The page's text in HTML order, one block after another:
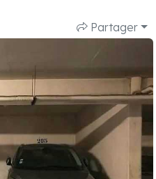
Partager